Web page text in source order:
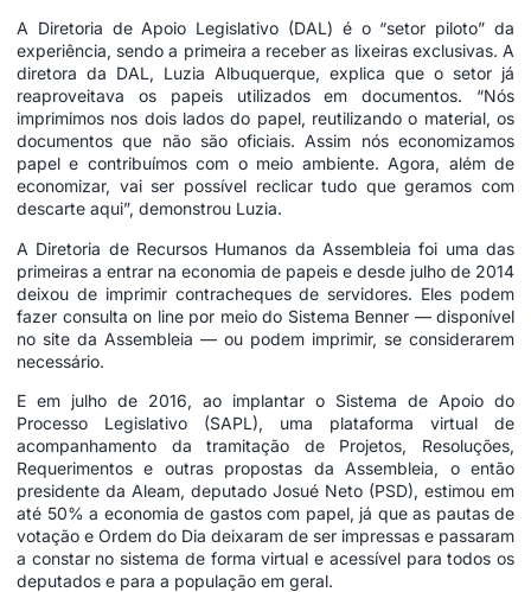
A Diretoria de Apoio Legislativo (DAL) é o “setor piloto” da
experiência, sendo a primeira a receber as lixeiras exclusivas. A
diretora da DAL, Luzia Albuquerque, explica que o setor já
reaproveitava os papeis utilizados em documentos. “Nós
imprimimos nos dois lados do papel, reutilizando o material, os
documentos que não são oficiais. Assim nós economizamos
papel e contribuímos com o meio ambiente. Agora, além de
economizar, vai ser possível reclicar tudo que geramos com
descarte aqui”, demonstrou Luzia.
A Diretoria de Recursos Humanos da Assembleia foi uma das
primeiras a entrar na economia de papeis e desde julho de 2014
deixou de imprimir contracheques de servidores. Eles podem
fazer consulta on line por meio do Sistema Benner — disponível
no site da Assembleia — ou podem imprimir, se considerarem
necessário.
E em julho de 2016, ao implantar o Sistema de Apoio do
Processo Legislativo (SAPL), uma plataforma virtual de
acompanhamento da tramitação de Projetos, Resoluções,
Requerimentos e outras propostas da Assembleia, o então
presidente da Aleam, deputado Josué Neto (PSD), estimou em
até 50% a economia de gastos com papel, já que as pautas de
votação e Ordem do Dia deixaram de ser impressas e passaram
a constar no sistema de forma virtual e acessível para todos os
deputados e para a população em geral.